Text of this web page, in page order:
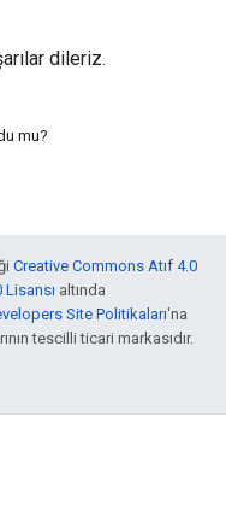
dileriz.
mu?
Creative Commons Atıf 4.0
altında
Site Politikaları'na
tescilli ticari markasıdır.